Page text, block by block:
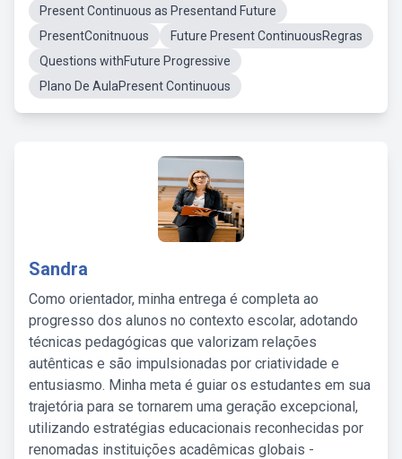
Present Continuous as Presentand Future
PresentConitnuous
Future Present ContinuousRegras
Questions withFuture Progressive
Plano De AulaPresent Continuous
Sandra
Como orientador, minha entrega é completa ao
progresso dos alunos no contexto escolar, adotando
técnicas pedagógicas que valorizam relações
autênticas e são impulsionadas por criatividade e
entusiasmo. Minha meta é guiar os estudantes em sua
trajetória para se tornarem uma geração excepcional,
utilizando estratégias educacionais reconhecidas por
renomadas instituições acadêmicas globais -